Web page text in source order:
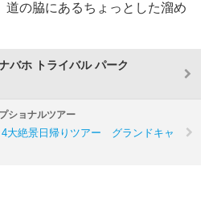
道の脇にあるちょっとした溜め
バホ トライバル パーク
ショナルツアー
大絶景日帰りツアー グランドキャ